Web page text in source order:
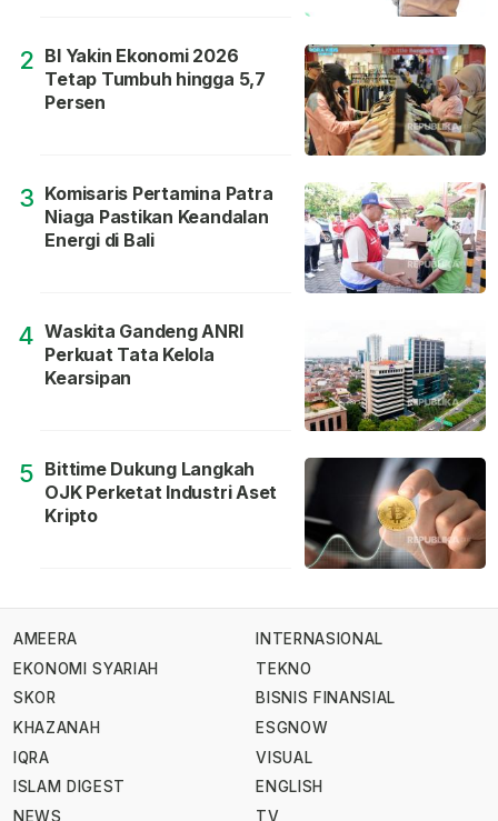
2 BI Yakin Ekonomi 2026
Tetap Tumbuh hingga 5,7
Persen
3 Komisaris Pertamina Patra
Niaga Pastikan Keandalan
Energi di Bali
4 Waskita Gandeng ANRI
Perkuat Tata Kelola
Kearsipan
5 Bittime Dukung Langkah
OJK Perketat Industri Aset
Kripto
AMEERA
EKONOMI SYARIAH
SKOR
KHAZANAH
IQRA
ISLAM DIGEST
NEWS
INTERNASIONAL
TEKNO
BISNIS FINANSIAL
ESGNOW
VISUAL
ENGLISH
TV